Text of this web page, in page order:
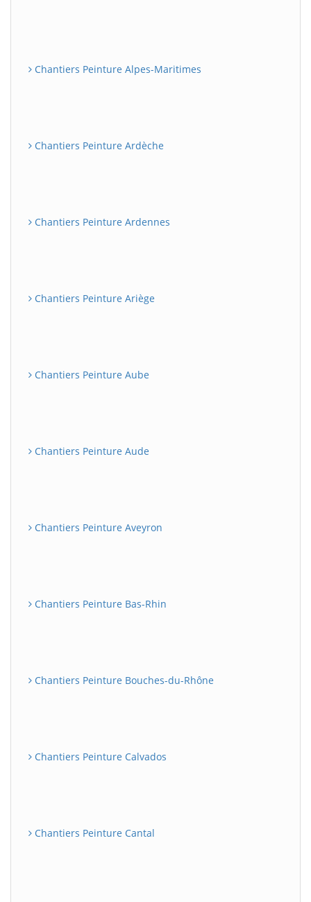
Chantiers Peinture Alpes-Maritimes
Chantiers Peinture Ardèche
Chantiers Peinture Ardennes
Chantiers Peinture Ariège
Chantiers Peinture Aube
Chantiers Peinture Aude
Chantiers Peinture Aveyron
Chantiers Peinture Bas-Rhin
Chantiers Peinture Bouches-du-Rhône
Chantiers Peinture Calvados
Chantiers Peinture Cantal